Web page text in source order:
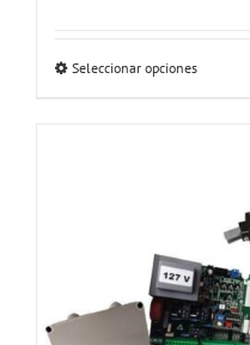
Seleccionar opcionesEste
elegir
en